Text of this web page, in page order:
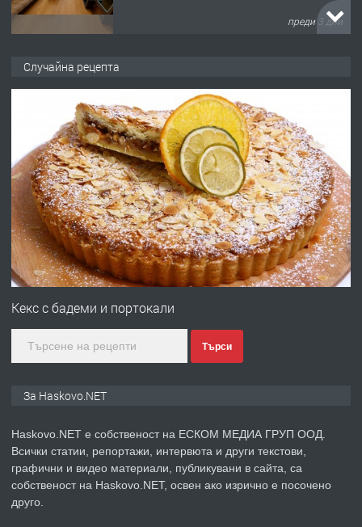
преди 3 дни
АПАРТАМЕНТ В ЦЕНТЪРА НА ГР.
ХАСКОВО
преди 4 дни
ПРЕДЛАГА Давам гараж под наем
преди 4 дни
ПРЕДЛАГА
№4120 Магазин/Офис под наем в кв.
градската градина!
преди 5 дни
ПРЕДЛАГА
Продавам парцел в гр. Хасково кв.
Случайна рецепта
Кекс с бадеми и портокали
Търси
За Haskovo.NET
Haskovo.NET е собственост на ЕСКОМ МЕДИА ГРУП ООД.
Всички статии, репортажи, интервюта и други текстови,
графични и видео материали, публикувани в сайта, са
собственост на Haskovo.NET, освен ако изрично е посочено
друго.